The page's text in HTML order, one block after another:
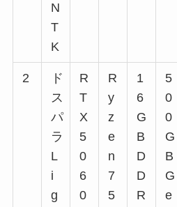
N
T
K
2
ド
ス
パ
ラ
L
i
g
R
T
X
5
0
6
0
R
y
z
e
n
7
5
1
6
G
B
D
D
R
5
0
0
G
B
G
e